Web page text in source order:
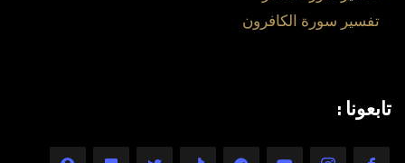
تفسير سورة الكافرون
تابعونا :